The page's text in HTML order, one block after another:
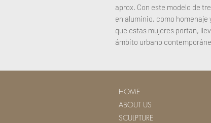
aprox. Con este modelo de
en aluminio, como
que estas mujeres portan,
ámbito urbano
HOME
ABOUT US
SCULPTURE